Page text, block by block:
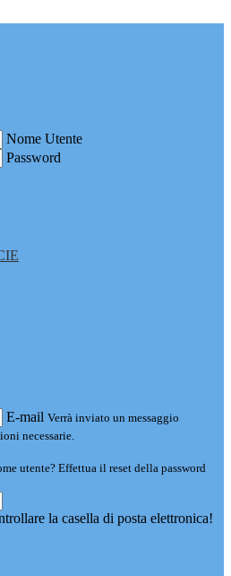
Nome Utente
Password
E-mail Verrà inviato un messaggio
necessarie.
utente? Effettua il reset della password
la casella di posta elettronica!